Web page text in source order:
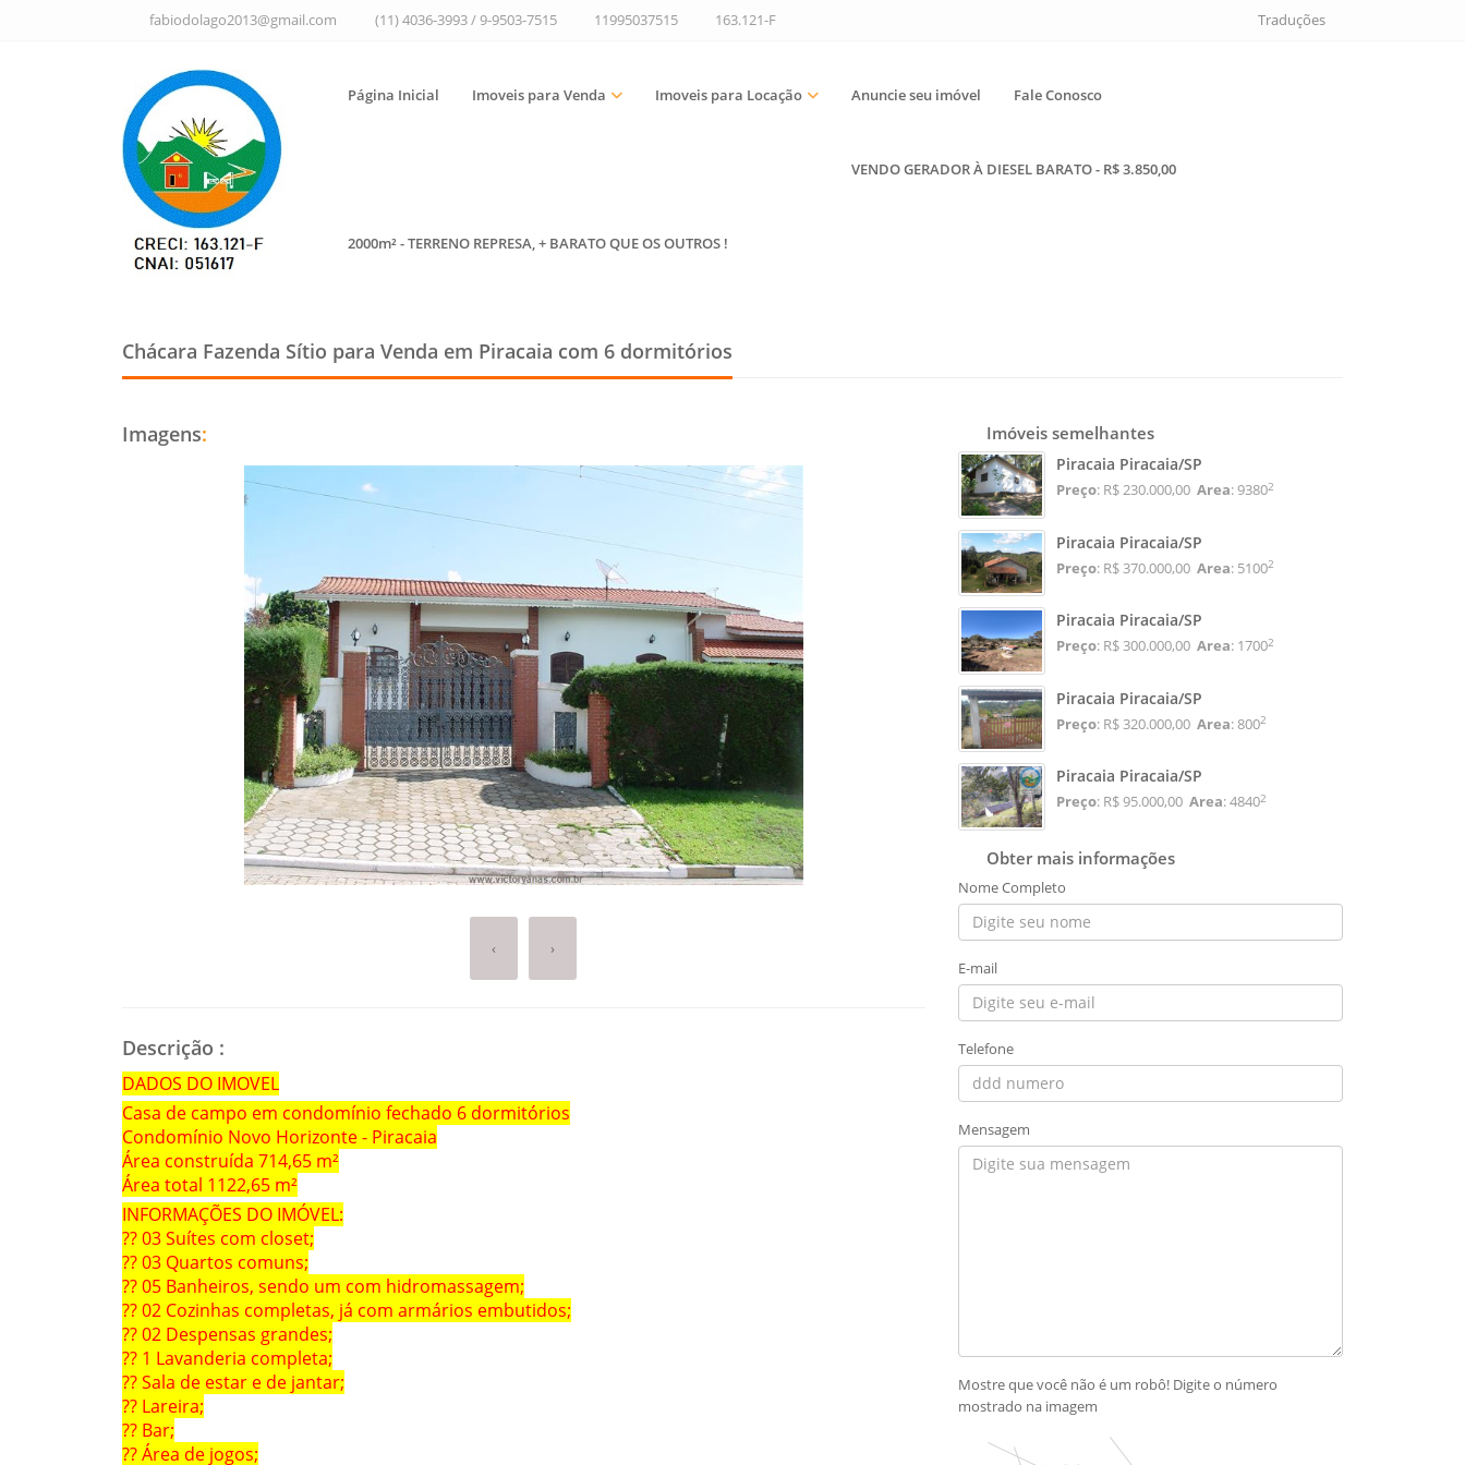
fabiodolago2013@gmail.com (11) 4036-3993 / 9-9503-7515 11995037515 163.121-F Traduções
Página Inicial Imoveis para Venda Imoveis para Locação Anuncie seu imóvel Fale Conosco
VENDO GERADOR À DIESEL BARATO - R$ 3.850,00
2000m² - TERRENO REPRESA, + BARATO QUE OS OUTROS !
Chácara Fazenda Sítio para Venda em Piracaia com 6 dormitórios
Imagens:
‹ ›
Descrição :
DADOS DO IMOVEL
Casa de campo em condomínio fechado 6 dormitórios
Condomínio Novo Horizonte - Piracaia
Área construída 714,65 m²
Área total 1122,65 m²
INFORMAÇÕES DO IMÓVEL:
?? 03 Suítes com closet;
?? 03 Quartos comuns;
?? 05 Banheiros, sendo um com hidromassagem;
?? 02 Cozinhas completas, já com armários embutidos;
?? 02 Despensas grandes;
?? 1 Lavanderia completa;
?? Sala de estar e de jantar;
?? Lareira;
?? Bar;
?? Área de jogos;
Imóveis semelhantes
Piracaia Piracaia/SP
Preço: R$ 230.000,00 Area: 93802
Piracaia Piracaia/SP
Preço: R$ 370.000,00 Area: 51002
Piracaia Piracaia/SP
Preço: R$ 300.000,00 Area: 17002
Piracaia Piracaia/SP
Preço: R$ 320.000,00 Area: 8002
Piracaia Piracaia/SP
Preço: R$ 95.000,00 Area: 48402
Obter mais informações
Nome Completo
E-mail
Telefone
Mensagem
Mostre que você não é um robô! Digite o número
mostrado na imagem